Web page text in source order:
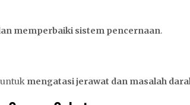
memperbaiki sistem pencernaan.
mengatasi jerawat dan masalah